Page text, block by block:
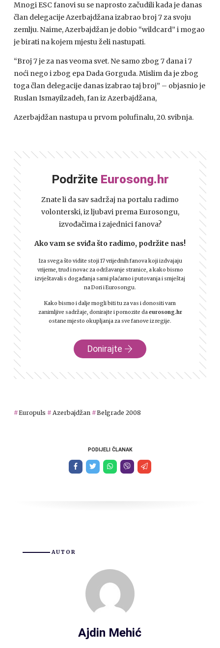
Mnogi ESC fanovi su se naprosto začudili kada je danas
član delegacije Azerbajdžana izabrao broj 7 za svoju
zemlju. Naime, Azerbajdžan je dobio “wildcard” i mogao
je birati na kojem mjestu želi nastupati.
“Broj 7 je za nas veoma svet. Ne samo zbog 7 dana i 7
noći nego i zbog epa Dada Gorguda. Mislim da je zbog
toga član delegacije danas izabrao taj broj” – objasnio je
Ruslan Ismayilzadeh, fan iz Azerbajdžana,
Azerbajdžan nastupa u prvom polufinalu, 20. svibnja.
Podržite Eurosong.hr
Znate li da sav sadržaj na portalu radimo
volonterski, iz ljubavi prema Eurosongu,
izvođačima i zajednici fanova?
Ako vam se sviđa što radimo, podržite nas!
Iza svega što vidite stoji 17 vrijednih fanova koji izdvajaju
vrijeme, trud i novac za održavanje stranice, a kako bismo
izvještavali s događanja sami plaćamo i putovanja i smještaj
na Dori i Eurosongu.
Kako bismo i dalje mogli biti tu za vas i donositi vam
zanimljive sadržaje, donirajte i pomozite daeurosong.hr
ostane mjesto okupljanja za sve fanove iz regije.
Donirajte
Europuls Azerbajdžan Belgrade 2008
PODIJELI ČLANAK
AUTOR
Ajdin Mehić